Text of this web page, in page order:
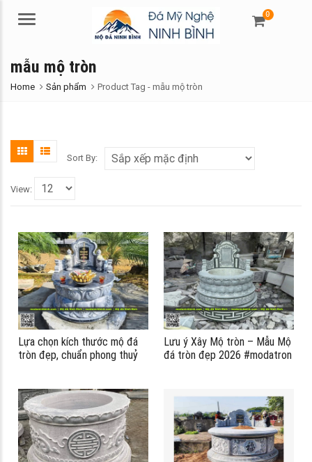
Menu
0
mẫu mộ tròn
Home Sản phẩm Product Tag - mẫu mộ tròn
Sort By:
View:
Lựa chọn kích thước mộ đá
tròn đẹp, chuẩn phong thuỷ
Lưu ý Xây Mộ tròn – Mẫu Mộ
đá tròn đẹp 2026 #modatron